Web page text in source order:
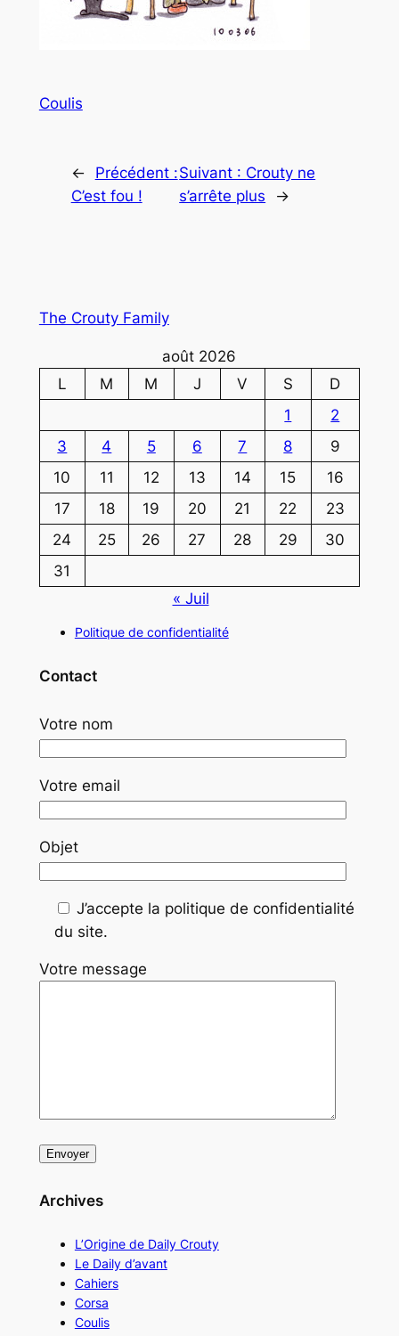
Coulis
←
Précédent :
C’est fou !
Suivant : Crouty ne
s’arrête plus
→
The Crouty Family
août 2026
L
M M J V S
D
1
2
3
4 5 6 7 8
9
10
11 12 13 14 15
16
17
18 19 20 21 22
23
24
25 26 27 28 29
30
31
« Juil
Politique de confidentialité
Contact
Votre nom
Votre email
Objet
J’accepte la politique de confidentialité
du site.
Votre message
Archives
L’Origine de Daily Crouty
Le Daily d’avant
Cahiers
Corsa
Coulis